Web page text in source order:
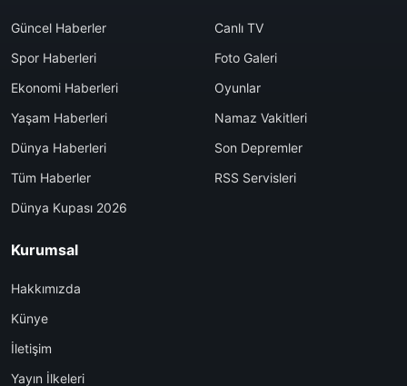
Güncel Haberler
Spor Haberleri
Ekonomi Haberleri
Yaşam Haberleri
Dünya Haberleri
Tüm Haberler
Dünya Kupası 2026
Canlı TV
Foto Galeri
Oyunlar
Namaz Vakitleri
Son Depremler
RSS Servisleri
Kurumsal
Hakkımızda
Künye
İletişim
Yayın İlkeleri